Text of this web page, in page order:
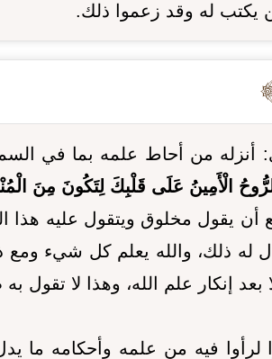
يكتب له وقد زعموا ذلك.
أنزله من أحاط علمه بما في
الْأَمِينُ عَلَى قَلْبِكَ لِتَكُونَ مِنَ
يقول مخلوق ويتقول عليه هذا
له ذلك، والله يعلم كل شيء ومع
إنكار علم الله، وهذا لا تقول
لرأوا فيه من علمه وأحكامه ما